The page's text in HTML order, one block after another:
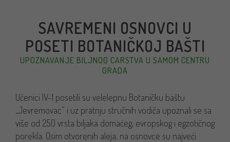
SAVREMENI OSNOVCI U
POSETI BOTANIČKOJ BAŠTI
UPOZNAVANJE BILJNOG CARSTVA U SAMOM CENTRU
GRADA
Učenici IV-1 posetili su velelepnu Botaničku baštu
„Jevremovac” i uz pratnju stručnih vodiča upoznali se sa
više od 250 vrsta biljaka domaćeg, evropskog i egzotičnog
porekla. Osim otvorenih aleja, na osnovce su najveći